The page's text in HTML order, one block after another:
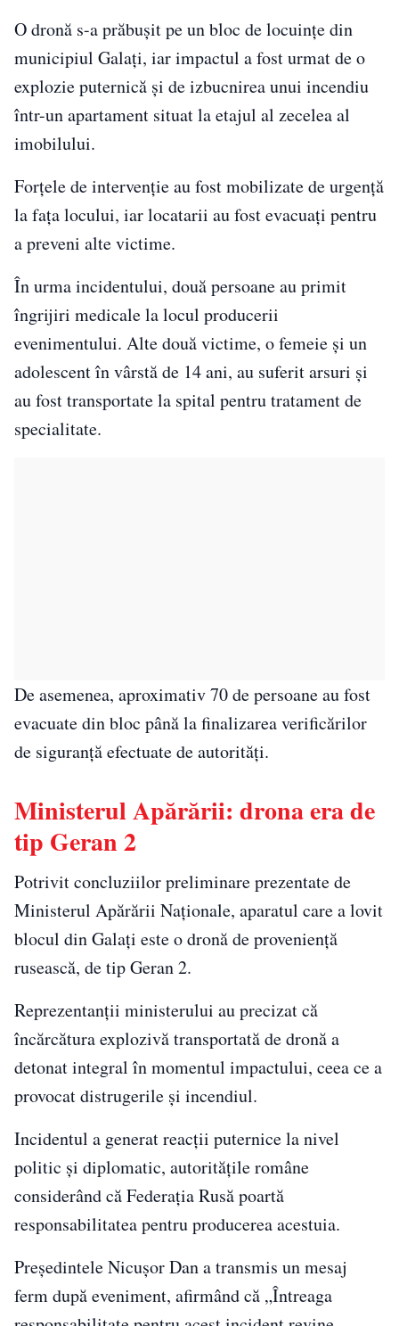
O dronă s-a prăbușit pe un bloc de locuințe din
municipiul Galați, iar impactul a fost urmat de o
explozie puternică și de izbucnirea unui incendiu
într-un apartament situat la etajul al zecelea al
imobilului.
Forțele de intervenție au fost mobilizate de urgență
la fața locului, iar locatarii au fost evacuați pentru
a preveni alte victime.
În urma incidentului, două persoane au primit
îngrijiri medicale la locul producerii
evenimentului. Alte două victime, o femeie și un
adolescent în vârstă de 14 ani, au suferit arsuri și
au fost transportate la spital pentru tratament de
specialitate.
De asemenea, aproximativ 70 de persoane au fost
evacuate din bloc până la finalizarea verificărilor
de siguranță efectuate de autorități.
Ministerul Apărării: drona era de
tip Geran 2
Potrivit concluziilor preliminare prezentate de
Ministerul Apărării Naționale, aparatul care a lovit
blocul din Galați este o dronă de proveniență
rusească, de tip Geran 2.
Reprezentanții ministerului au precizat că
încărcătura explozivă transportată de dronă a
detonat integral în momentul impactului, ceea ce a
provocat distrugerile și incendiul.
Incidentul a generat reacții puternice la nivel
politic și diplomatic, autoritățile române
considerând că Federația Rusă poartă
responsabilitatea pentru producerea acestuia.
Președintele Nicușor Dan a transmis un mesaj
ferm după eveniment, afirmând că „Întreaga